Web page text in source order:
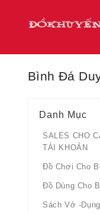
Bình Đá
Danh Mục
SALES CHO
TÀI KHOẢN
Đồ Chơi Cho
Đồ Dùng Cho
Sách Vở -